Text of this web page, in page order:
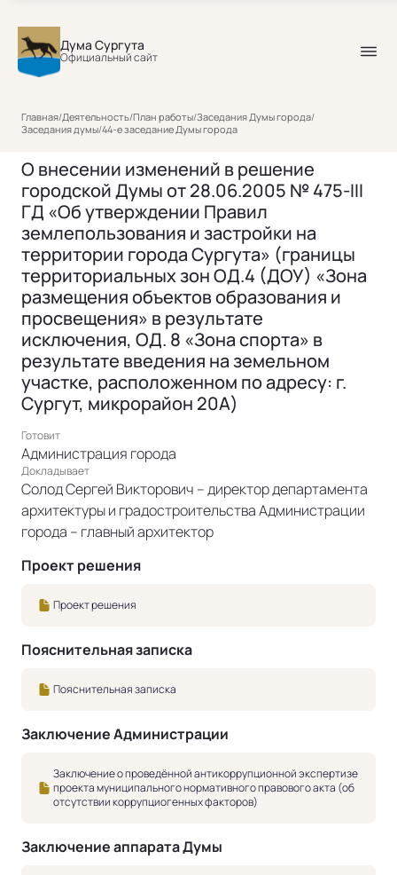
Дума Сургута
Официальный сайт
Главная/Деятельность/План работы/Заседания Думы города/
Заседания думы/44-е заседание Думы города
О внесении изменений в решение
городской Думы от 28.06.2005 № 475-III
ГД «Об утверждении Правил
землепользования и застройки на
территории города Сургута» (границы
территориальных зон ОД.4 (ДОУ) «Зона
размещения объектов образования и
просвещения» в результате
исключения, ОД. 8 «Зона спорта» в
результате введения на земельном
участке, расположенном по адресу: г.
Сургут, микрорайон 20А)
Готовит
Администрация города
Докладывает
Солод Сергей Викторович – директор департамента
архитектуры и градостроительства Администрации
города – главный архитектор
Проект решения
Проект решения
Пояснительная записка
Пояснительная записка
Заключение Администрации
Заключение о проведённой антикоррупционной экспертизе
проекта муниципального нормативного правового акта (об
отсутствии коррупциогенных факторов)
Заключение аппарата Думы